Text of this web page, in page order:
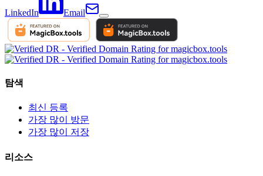
LinkedIn Email
탐색
최신 등록
가장 많이 방문
가장 많이 저장
리소스